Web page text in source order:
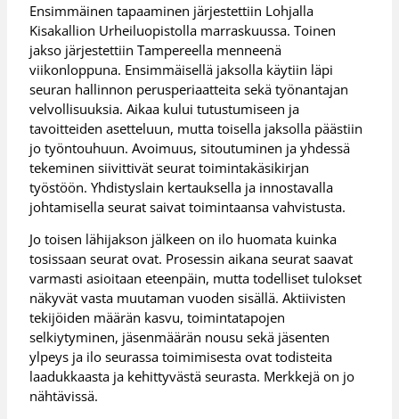
Ensimmäinen tapaaminen järjestettiin Lohjalla
Kisakallion Urheiluopistolla marraskuussa. Toinen
jakso järjestettiin Tampereella menneenä
viikonloppuna. Ensimmäisellä jaksolla käytiin läpi
seuran hallinnon perusperiaatteita sekä työnantajan
velvollisuuksia. Aikaa kului tutustumiseen ja
tavoitteiden asetteluun, mutta toisella jaksolla päästiin
jo työntouhuun. Avoimuus, sitoutuminen ja yhdessä
tekeminen siivittivät seurat toimintakäsikirjan
työstöön. Yhdistyslain kertauksella ja innostavalla
johtamisella seurat saivat toimintaansa vahvistusta.
Jo toisen lähijakson jälkeen on ilo huomata kuinka
tosissaan seurat ovat. Prosessin aikana seurat saavat
varmasti asioitaan eteenpäin, mutta todelliset tulokset
näkyvät vasta muutaman vuoden sisällä. Aktiivisten
tekijöiden määrän kasvu, toimintatapojen
selkiytyminen, jäsenmäärän nousu sekä jäsenten
ylpeys ja ilo seurassa toimimisesta ovat todisteita
laadukkaasta ja kehittyvästä seurasta. Merkkejä on jo
nähtävissä.